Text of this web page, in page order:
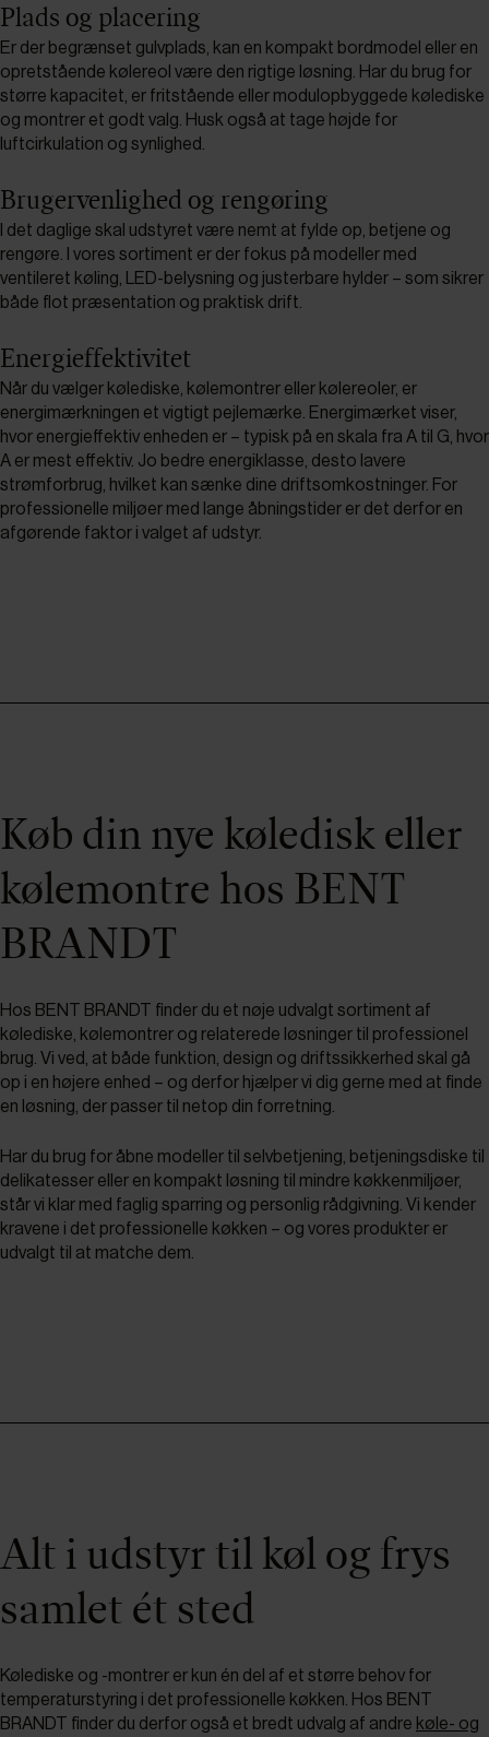
Plads og placering
Er der begrænset gulvplads, kan en kompakt bordmodel eller en
opretstående kølereol være den rigtige løsning. Har du brug for
større kapacitet, er fritstående eller modulopbyggede kølediske
og montrer et godt valg. Husk også at tage højde for
luftcirkulation og synlighed.
Brugervenlighed og rengøring
I det daglige skal udstyret være nemt at fylde op, betjene og
rengøre. I vores sortiment er der fokus på modeller med
ventileret køling, LED-belysning og justerbare hylder – som sikrer
både flot præsentation og praktisk drift.
Energieffektivitet
Når du vælger kølediske, kølemontrer eller kølereoler, er
energimærkningen et vigtigt pejlemærke. Energimærket viser,
hvor energieffektiv enheden er – typisk på en skala fra A til G, hvor
A er mest effektiv. Jo bedre energiklasse, desto lavere
strømforbrug, hvilket kan sænke dine driftsomkostninger. For
professionelle miljøer med lange åbningstider er det derfor en
afgørende faktor i valget af udstyr.
Køb din nye køledisk eller
kølemontre hos BENT
BRANDT
Hos BENT BRANDT finder du et nøje udvalgt sortiment af
kølediske, kølemontrer og relaterede løsninger til professionel
brug. Vi ved, at både funktion, design og driftssikkerhed skal gå
op i en højere enhed – og derfor hjælper vi dig gerne med at finde
en løsning, der passer til netop din forretning.
Har du brug for åbne modeller til selvbetjening, betjeningsdiske til
delikatesser eller en kompakt løsning til mindre køkkenmiljøer,
står vi klar med faglig sparring og personlig rådgivning. Vi kender
kravene i det professionelle køkken – og vores produkter er
udvalgt til at matche dem.
Alt i udstyr til køl og frys
samlet ét sted
Kølediske og -montrer er kun én del af et større behov for
temperaturstyring i det professionelle køkken. Hos BENT
BRANDT finder du derfor også et bredt udvalg af andre køle- og